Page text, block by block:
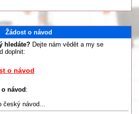
Žádost o návod
hledáte? Dejte nám vědět a my se
doplnit:
o návod
návod :
český návod...